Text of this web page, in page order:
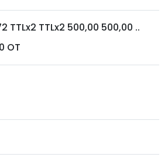
TTLx2 TTLx2 500,00 500,00 ..
OT